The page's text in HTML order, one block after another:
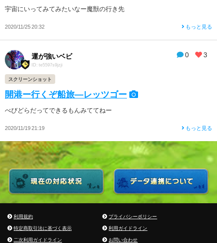
宇宙にいってみてみたいなー魔獣の行き先
2020/11/25 20:32 もっと見る
0 3
運が強いベビ
ID: te5597s9jzji
スクリーンショット
開港ー行くぞ船旅―レッツゴー
べびどらだってできるもんみててねー
2020/11/19 21:19 もっと見る
利用規約
プライバシーポリシー
特定商取引法に基づく表示
利用ガイドライン
二次利用ガイドライン
お問い合わせ